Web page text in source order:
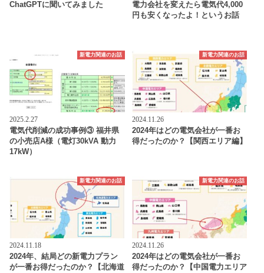
ChatGPTに聞いてみました
電力会社を変えたら電気代4,000
円も安くなったよ！というお話
新電力関連のお話
2025.2.27
電気代削減の成功事例③ 福井県
の小売店A様（電灯30kVA 動力
17kW）
新電力関連のお話
2024.11.26
2024年はどの電気会社が一番お
得だったのか？【関西エリア編】
新電力関連のお話
2024.11.18
2024年、結局どの新電力プラン
が一番お得だったのか？【北海道
新電力関連のお話
2024.11.26
2024年はどの電気会社が一番お
得だったのか？【中国電力エリア